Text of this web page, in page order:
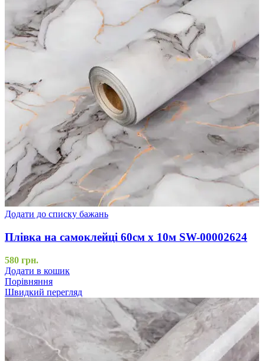
Додати до списку бажань
Плівка на самоклейці 60см х 10м SW-00002624
580 грн.
Додати в кошик
Порівняння
Швидкий перегляд